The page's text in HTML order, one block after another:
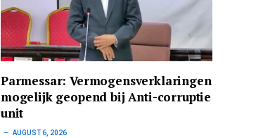
Parmessar: Vermogensverklaringen
mogelijk geopend bij Anti-corruptie
unit
AUGUST 6, 2026